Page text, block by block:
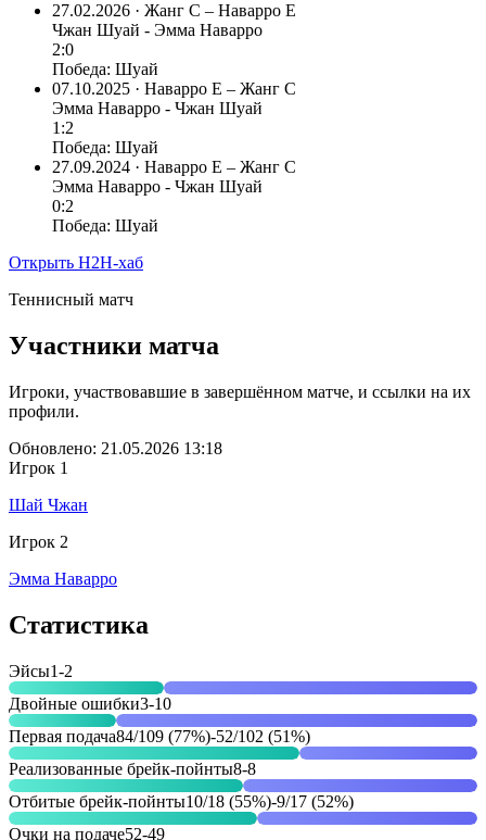
27.02.2026 · Жанг С – Наварро Е
Чжан Шуай - Эмма Наварро
2:0
Победа: Шуай
07.10.2025 · Наварро Е – Жанг С
Эмма Наварро - Чжан Шуай
1:2
Победа: Шуай
27.09.2024 · Наварро Е – Жанг С
Эмма Наварро - Чжан Шуай
0:2
Победа: Шуай
Открыть H2H-хаб
Теннисный матч
Участники матча
Игроки, участвовавшие в завершённом матче, и ссылки на их
профили.
Обновлено: 21.05.2026 13:18
Игрок 1
Шай Чжан
Игрок 2
Эмма Наварро
Статистика
Эйсы1-2
Двойные ошибки3-10
Первая подача84/109 (77%)-52/102 (51%)
Реализованные брейк-пойнты8-8
Отбитые брейк-пойнты10/18 (55%)-9/17 (52%)
Очки на подаче52-49